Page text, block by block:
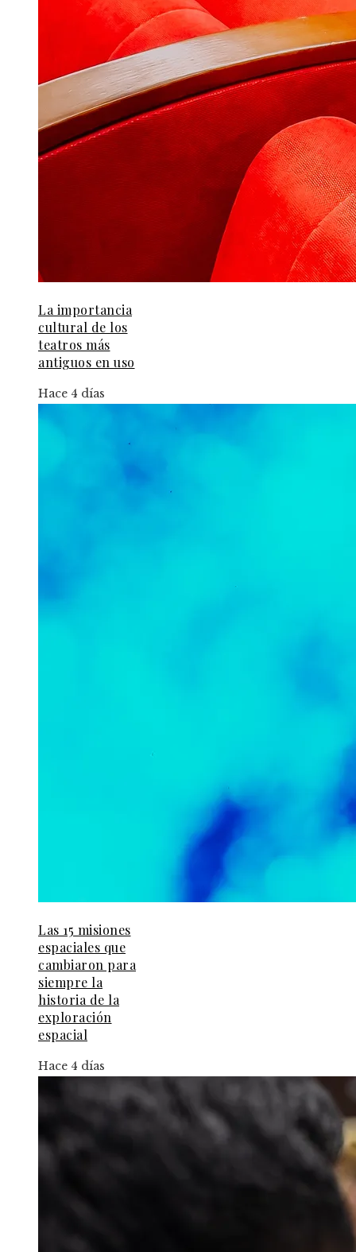
La importancia
cultural de los
teatros más
antiguos en uso
Hace 4 días
Las 15 misiones
espaciales que
cambiaron para
siempre la
historia de la
exploración
espacial
Hace 4 días